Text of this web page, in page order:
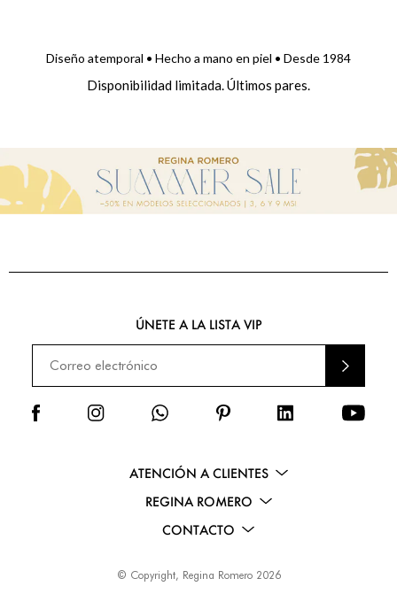
Diseño atemporal • Hecho a mano en piel • Desde 1984
Disponibilidad limitada. Últimos pares.
ATENCIÓN A CLIENTES
REGINA ROMERO
CONTACTO
ÚNETE A LA LISTA VIP
ENVI
AR
© Copyright, Regina Romero 2026